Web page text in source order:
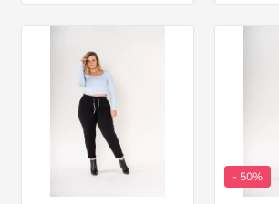
- 50%